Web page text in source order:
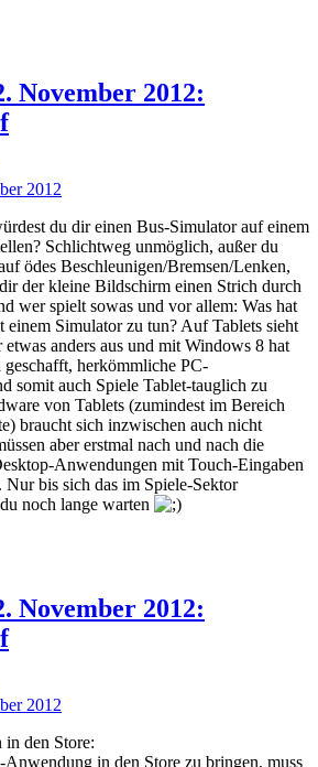
November 2012:
2012
du dir einen Bus-Simulator auf einem
Schlichtweg unmöglich, außer du
ödes Beschleunigen/Bremsen/Lenken,
der kleine Bildschirm einen Strich durch
wer spielt sowas und vor allem: Was hat
einem Simulator zu tun? Auf Tablets sieht
etwas anders aus und mit Windows 8 hat
herkömmliche PC-
somit auch Spiele Tablet-tauglich zu
von Tablets (zumindest im Bereich
braucht sich inzwischen auch nicht
aber erstmal nach und nach die
Anwendungen mit Touch-Eingaben
Nur bis sich das im Spiele-Sektor
noch lange warten
November 2012:
2012
in den Store:
in den Store zu bringen, muss